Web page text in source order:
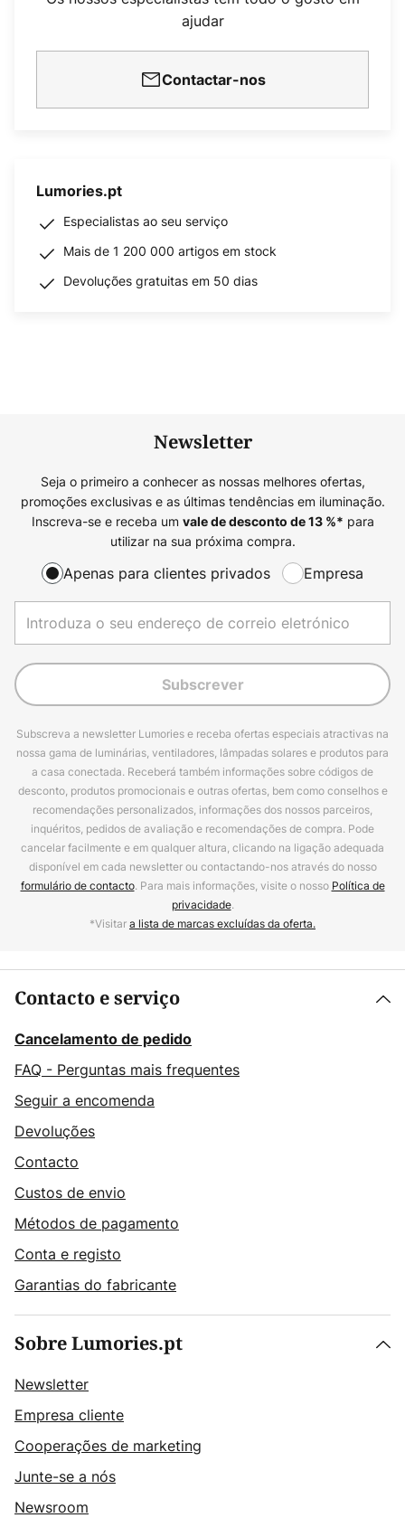
ajudar
Contactar-nos
Lumories.pt
Especialistas ao seu serviço
Mais de 1 200 000 artigos em stock
Devoluções gratuitas em 50 dias
Newsletter
Seja o primeiro a conhecer as nossas melhores ofertas,
promoções exclusivas e as últimas tendências em iluminação.
Inscreva-se e receba um vale de desconto de13%* para
utilizar na sua próxima compra.
Apenas para clientes privados Empresa
Subscrever
Subscreva a newsletter Lumories e receba ofertas especiais atractivas na
nossa gama de luminárias, ventiladores, lâmpadas solares e produtos para
a casa conectada. Receberá também informações sobre códigos de
desconto, produtos promocionais e outras ofertas, bem como conselhos e
recomendações personalizados, informações dos nossos parceiros,
inquéritos, pedidos de avaliação e recomendações de compra. Pode
cancelar facilmente e em qualquer altura, clicando na ligação adequada
disponível em cada newsletter ou contactando-nos através do nosso
formulário de contacto. Para mais informações, visite o nosso Política de
privacidade.
*Visitara lista de marcas excluídas da oferta.
Contacto e serviço
Cancelamento de pedido
FAQ - Perguntas mais frequentes
Seguir a encomenda
Devoluções
Contacto
Custos de envio
Métodos de pagamento
Conta e registo
Garantias do fabricante
Sobre Lumories.pt
Newsletter
Empresa cliente
Cooperações de marketing
Junte-se a nós
Newsroom